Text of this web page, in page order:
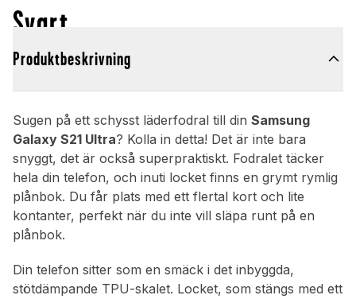
Svart
Produktbeskrivning
Sugen på ett schysst läderfodral till din Samsung
Galaxy S21 Ultra? Kolla in detta! Det är inte bara
snyggt, det är också superpraktiskt. Fodralet täcker
hela din telefon, och inuti locket finns en grymt rymlig
plånbok. Du får plats med ett flertal kort och lite
kontanter, perfekt när du inte vill släpa runt på en
plånbok.
Din telefon sitter som en smäck i det inbyggda,
stötdämpande TPU-skalet. Locket, som stängs med ett